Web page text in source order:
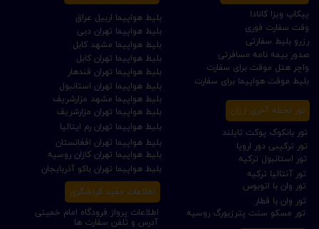
تور ترکیبی دور اروپا
رزرو بلیط سفارتی
پیکاپ ویزا کانادا
بلیط هواپیما تهران کابل
بلیط هواپیما تهران مزارشریف
بلیط هواپیما مشهد کابل
بلیط هواپیما تهران قندهار
بلیط هواپیما تهران افغانستان
بلیط هواپیما مشهد مزارشریف
بلیط موقت هواپیما برای سفارت
واچر هتل موقت برای سفارت
بلیط هواپیما تهران رم ایتالیا
اطلاعات پرواز فرودگاه امام خمینی
بلیط هواپیما تهران دبی
بلیط هواپیما تهران باکو آذربایجان
بلیط هواپیما تهران استانبول
بلیط هواپیما تهران کازان روسیه
بلیط هواپیما اربیل عراق
صدور بیمه نامه مسافرتی
تور آنتالیا ترکیه
تور استانبول ترکیه
تور مسکو سنت پترزبورگ روسیه
تور وان با قطار
تور بانکوک پوکت تایلند
تور وان با اتوبوس
تور لحظه آخری ارزان
وقت سفارت فوری
آدرس و تلفن سفارت ها
اطلاعات مفید گردشگری